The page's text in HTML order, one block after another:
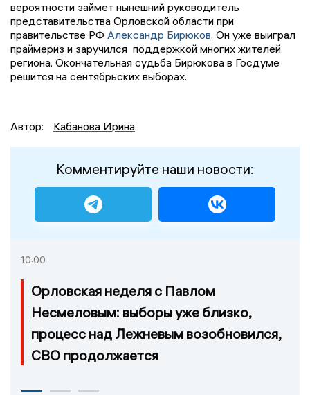
вероятности займет нынешний руководитель
представительства Орловской области при
правительстве РФ Александр Бирюков. Он уже выиграл
праймериз и заручился поддержкой многих жителей
региона. Окончательная судьба Бирюкова в Госдуме
решится на сентябрьских выборах.
Автор: Кабанова Ирина
Комментируйте наши новости:
10:00
Орловская неделя с Павлом
Несмеловым: выборы уже близко,
процесс над Лежневым возобновился,
СВО продолжается